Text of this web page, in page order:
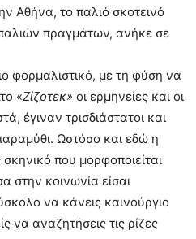
Αθήνα, το παλιό σκοτεινό
πραγμάτων, ανήκε σε
φορμαλιστικό, με τη φύση να
«Ζίζοτεκ» οι ερμηνείες και οι
έγιναν τρισδιάστατοι και
Ωστόσο και εδώ η
που μορφοποιείται
στην κοινωνία είσαι
να κάνεις καινούργιο
να αναζητήσεις τις ρίζες